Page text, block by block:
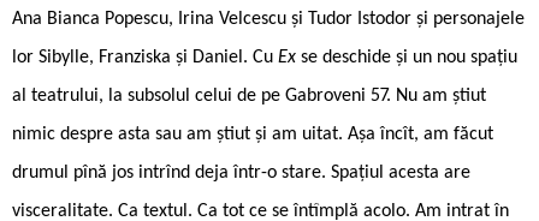
Ana Bianca Popescu, Irina Velcescu și Tudor Istodor și personajele
lor Sibylle, Franziska și Daniel. Cu Ex se deschide și un nou spațiu
al teatrului, la subsolul celui de pe Gabroveni 57. Nu am știut
nimic despre asta sau am știut și am uitat. Așa încît, am făcut
drumul pînă jos intrînd deja într-o stare. Spațiul acesta are
visceralitate. Ca textul. Ca tot ce se întîmplă acolo. Am intrat în